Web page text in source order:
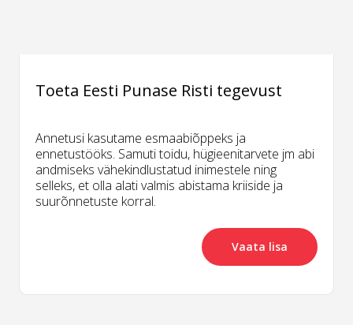
Toeta Eesti Punase Risti tegevust
Annetusi kasutame esmaabiõppeks ja
ennetustööks. Samuti toidu, hügieenitarvete jm abi
andmiseks vähekindlustatud inimestele ning
selleks, et olla alati valmis abistama kriiside ja
suurõnnetuste korral.
Vaata lisa